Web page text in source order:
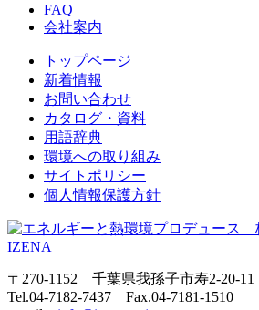
FAQ
会社案内
トップページ
新着情報
お問い合わせ
カタログ・資料
用語辞典
環境への取り組み
サイトポリシー
個人情報保護方針
〒270-1152 千葉県我孫子市寿2-20-11
Tel.04-7182-7437 Fax.04-7181-1510